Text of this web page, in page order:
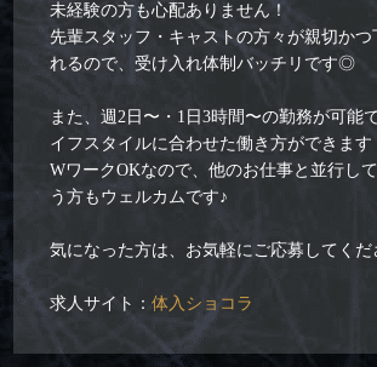
未経験の方も心配ありません！
先輩スタッフ・キャストの方々が親切かつ
れるので、受け入れ体制バッチリです◎
また、週2日〜・1日3時間〜の勤務が可能
イフスタイルに合わせた働き方ができます
WワークOKなので、他のお仕事と並行し
う方もウェルカムです♪
気になった方は、お気軽にご応募してく
求人サイト：体入ショコラ